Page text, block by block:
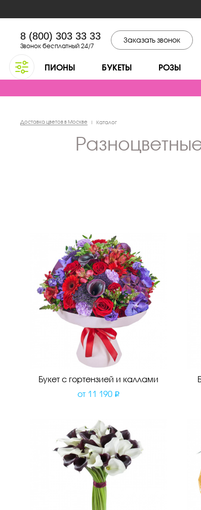
8 (800) 303 33 33
Звонок бесплатный 24/7
Заказать звонок
ПИОНЫ БУКЕТЫ РОЗЫ
Доставка цветов в Москве | Каталог
Букет с гортензией и каллами
от 11 190